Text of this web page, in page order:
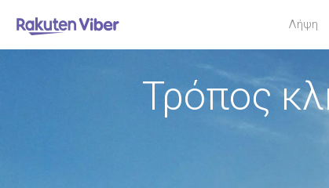
Λήψη
Τρόπος